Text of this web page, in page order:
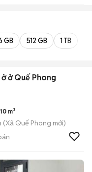
GB 512 GB 1 TB
ở Quế Phong
m²
(Xã Quế Phong mới)